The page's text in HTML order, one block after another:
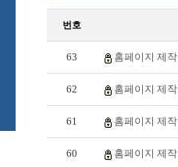
번호
63 홈페이지 제
62 홈페이지 제
61 홈페이지 제
60 홈페이지 제